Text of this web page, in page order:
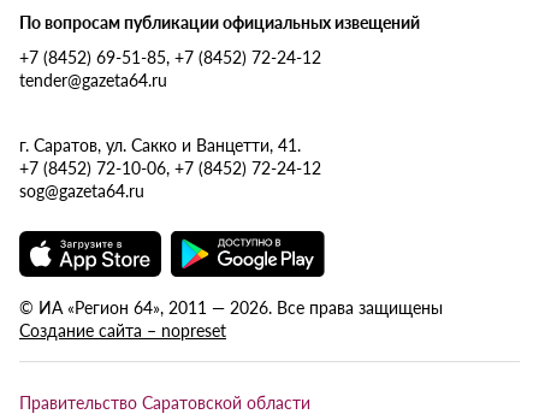
По вопросам публикации официальных извещений
+7 (8452) 69-51-85, +7 (8452) 72-24-12
tender@gazeta64.ru
г. Саратов, ул. Сакко и Ванцетти, 41.
+7 (8452) 72-10-06, +7 (8452) 72-24-12
sog@gazeta64.ru
© ИА «Регион 64», 2011 — 2026. Все права защищены
Создание сайта – nopreset
Правительство Саратовской области